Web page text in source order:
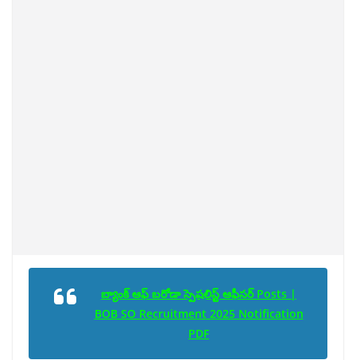
బ్యాంక్ ఆఫ్ బరోడా స్పెషలిస్ట్ ఆఫీసర్ Posts |
BOB SO Recruitment 2025 Notification
PDF